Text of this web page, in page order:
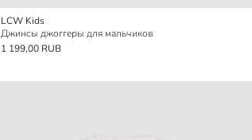
LCW Kids
Джинсы джоггеры для мальчиков
1 199,00 RUB